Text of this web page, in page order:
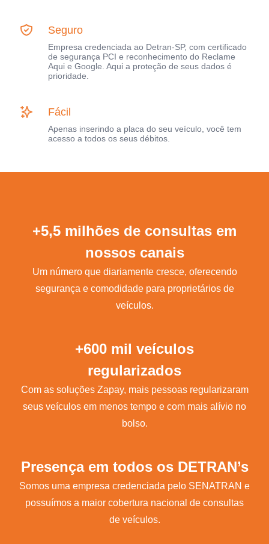
Seguro
Empresa credenciada ao Detran-SP, com certificado
de segurança PCI e reconhecimento do Reclame
Aqui e Google. Aqui a proteção de seus dados é
prioridade.
Fácil
Apenas inserindo a placa do seu veículo, você tem
acesso a todos os seus débitos.
+5,5 milhões de consultas em
nossos canais
Um número que diariamente cresce, oferecendo
segurança e comodidade para proprietários de
veículos.
+600 mil veículos
regularizados
Com as soluções Zapay, mais pessoas regularizaram
seus veículos em menos tempo e com mais alívio no
bolso.
Presença em todos os DETRAN’s
Somos uma empresa credenciada pelo SENATRAN e
possuímos a maior cobertura nacional de consultas
de veículos.